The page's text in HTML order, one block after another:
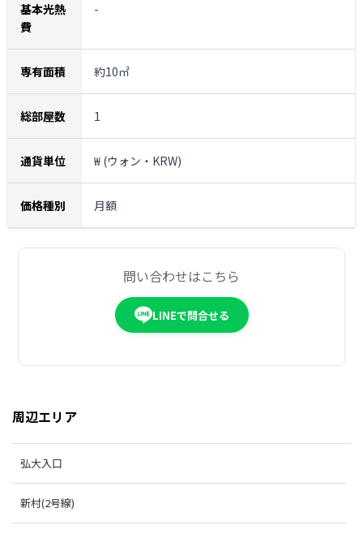
基本光熱
費
-
専有面積 約10㎡
総部屋数 1
通貨単位 ₩ (ウォン・KRW)
価格種別 月額
問い合わせはこちら
LINEで問合せる
周辺エリア
弘大入口
新村(2号線)